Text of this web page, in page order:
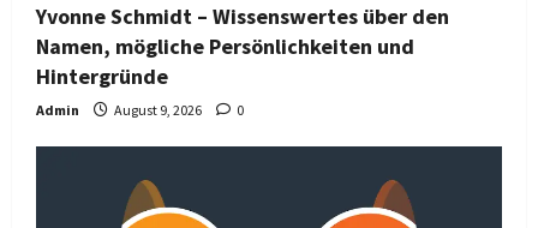
Yvonne Schmidt – Wissenswertes über den
Namen, mögliche Persönlichkeiten und
Hintergründe
Admin August 9, 2026 0